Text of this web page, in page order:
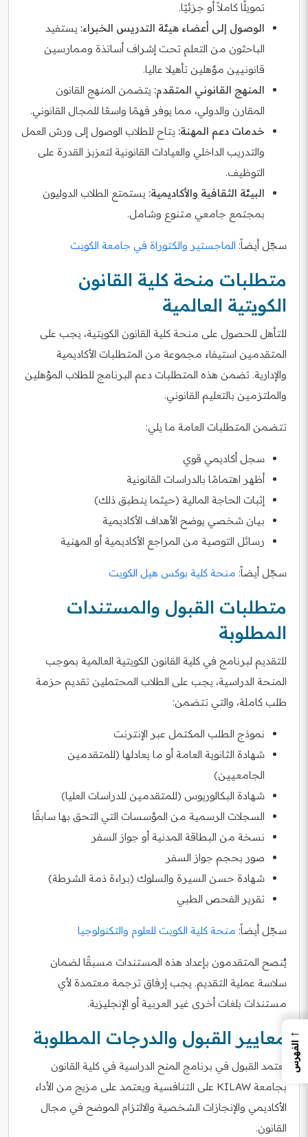
تمويلًا كاملاً أو جزئيًا.
الوصول إلى أعضاء هيئة التدريس الخبراء: يستفيد
الباحثون من التعلم تحت إشراف أساتذة وممارسين
قانونيين مؤهلين تأهيلا عاليا.
المنهج القانوني المتقدم: يتضمن المنهج القانون
المقارن والدولي، مما يوفر فهمًا واسعًا للمجال القانوني.
خدمات دعم المهنة: يتاح للطلاب الوصول إلى ورش العمل
والتدريب الداخلي والعيادات القانونية لتعزيز القدرة على
التوظيف.
البيئة الثقافية والأكاديمية: يستمتع الطلاب الدوليون
بمجتمع جامعي متنوع وشامل.
سجّل أيضاً: الماجستير والكتوراة في جامعة الكويت
متطلبات منحة كلية القانون
الكويتية العالمية
للتأهل للحصول على منحة كلية القانون الكويتية، يجب على
المتقدمين استيفاء مجموعة من المتطلبات الأكاديمية
والإدارية. تضمن هذه المتطلبات دعم البرنامج للطلاب المؤهلين
والملتزمين بالتعليم القانوني.
تتضمن المتطلبات العامة ما يلي:
سجل أكاديمي قوي
أظهر اهتمامًا بالدراسات القانونية
إثبات الحاجة المالية (حيثما ينطبق ذلك)
بيان شخصي يوضح الأهداف الأكاديمية
رسائل التوصية من المراجع الأكاديمية أو المهنية
سجّل أيضاً: منحة كلية بوكس هيل الكويت
متطلبات القبول والمستندات
المطلوبة
للتقديم لبرنامج في كلية القانون الكويتية العالمية بموجب
المنحة الدراسية، يجب على الطلاب المحتملين تقديم حزمة
طلب كاملة، والتي تتضمن:
نموذج الطلب المكتمل عبر الإنترنت
شهادة الثانوية العامة أو ما يعادلها (للمتقدمين
الجامعيين)
شهادة البكالوريوس (للمتقدمين للدراسات العليا)
السجلات الرسمية من المؤسسات التي التحق بها سابقًا
نسخة من البطاقة المدنية أو جواز السفر
صور بحجم جواز السفر
شهادة حسن السيرة والسلوك (براءة ذمة الشرطة)
تقرير الفحص الطبي
سجّل أيضاً: منحة كلية الكويت للعلوم والتكنولوجيا
يُنصح المتقدمون بإعداد هذه المستندات مسبقًا لضمان
سلاسة عملية التقديم. يجب إرفاق ترجمة معتمدة لأي
مستندات بلغات أخرى غير العربية أو الإنجليزية.
معايير القبول والدرجات المطلوبة
يعتمد القبول في برنامج المنح الدراسية في كلية القانون
بجامعة KILAW على التنافسية ويعتمد على مزيج من الأداء
الأكاديمي والإنجازات الشخصية والالتزام الموضح في مجال
القانون.
←
الفهرس